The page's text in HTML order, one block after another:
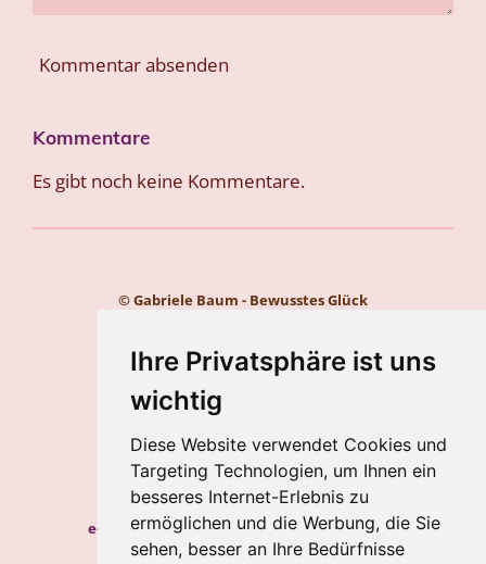
Ihre Privatsphäre ist uns
wichtig
Diese Website verwendet Cookies und
Targeting Technologien, um Ihnen ein
besseres Internet-Erlebnis zu
ermöglichen und die Werbung, die Sie
sehen, besser an Ihre Bedürfnisse
Kommentar absenden
Kommentare
Es gibt noch keine Kommentare.
© Gabriele Baum - Bewusstes Glück
Datenschutz
Gabriele Baum
Wilhelmstraße 34, 56112 Lahnstein
Handy:+49 157 8450 2773
e-mail:hypnosecoaching.baum@gmail.com